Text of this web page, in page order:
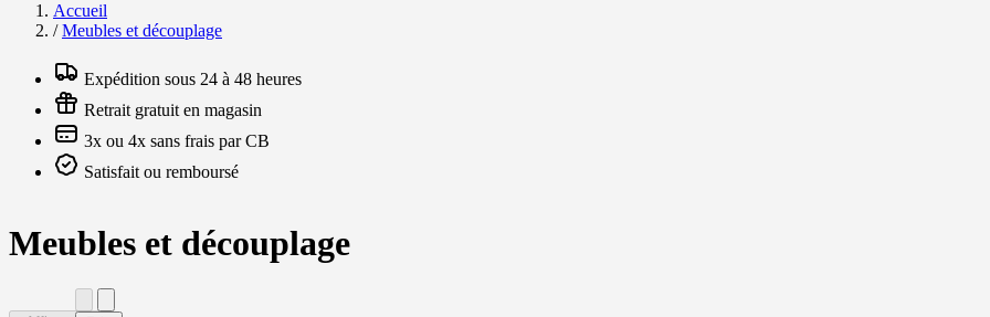
Accueil
/ Meubles et découplage
Expédition sous 24 à 48 heures
Retrait gratuit en magasin
3x ou 4x sans frais par CB
Satisfait ou remboursé
Meubles et découplage